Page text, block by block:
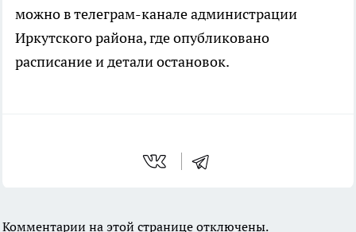
можно в телеграм-канале администрации
Иркутского района, где опубликовано
расписание и детали остановок.
Комментарии на этой странице отключены.